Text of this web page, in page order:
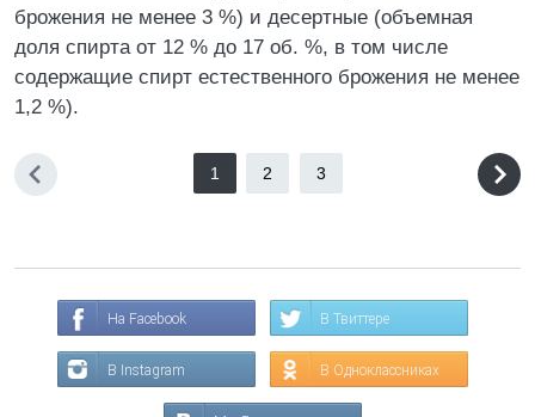
брожения не менее 3 %) и десертные (объемная
доля спирта от 12 % до 17 об. %, в том числе
содержащие спирт естественного брожения не менее
1,2 %).
1 2 3
На Facebook В Твиттере
В Instagram В Одноклассниках